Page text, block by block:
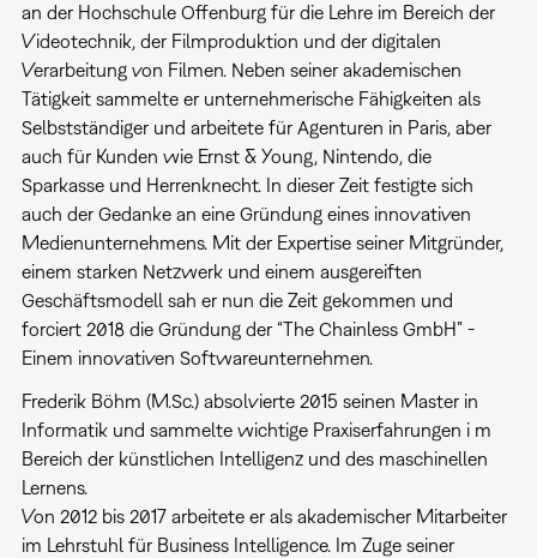
an der Hochschule Offenburg für die Lehre im Bereich der
Videotechnik, der Filmproduktion und der digitalen
Verarbeitung von Filmen. Neben seiner akademischen
Tätigkeit sammelte er unternehmerische Fähigkeiten als
Selbstständiger und arbeitete für Agenturen in Paris, aber
auch für Kunden wie Ernst & Young, Nintendo, die
Sparkasse und Herrenknecht. In dieser Zeit festigte sich
auch der Gedanke an eine Gründung eines innovativen
Medienunternehmens. Mit der Expertise seiner Mitgründer,
einem starken Netzwerk und einem ausgereiften
Geschäftsmodell sah er nun die Zeit gekommen und
forciert 2018 die Gründung der “The Chainless GmbH” -
Einem innovativen Softwareunternehmen.
Frederik Böhm (M.Sc.) absolvierte 2015 seinen Master in
Informatik und sammelte wichtige Praxiserfahrungen i m
Bereich der künstlichen Intelligenz und des maschinellen
Lernens.
Von 2012 bis 2017 arbeitete er als akademischer Mitarbeiter
im Lehrstuhl für Business Intelligence. Im Zuge seiner